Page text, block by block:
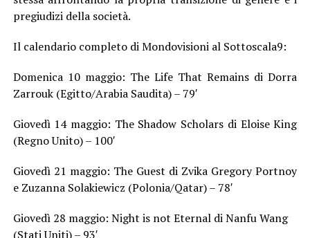
pregiudizi della società.
Il calendario completo di Mondovisioni al Sottoscala9:
Domenica 10 maggio: The Life That Remains di Dorra
Zarrouk (Egitto/Arabia Saudita) – 79′
Giovedì 14 maggio: The Shadow Scholars di Eloise King
(Regno Unito) – 100′
Giovedì 21 maggio: The Guest di Zvika Gregory Portnoy
e Zuzanna Solakiewicz (Polonia/Qatar) – 78′
Giovedì 28 maggio: Night is not Eternal di Nanfu Wang
(Stati Uniti) – 93′